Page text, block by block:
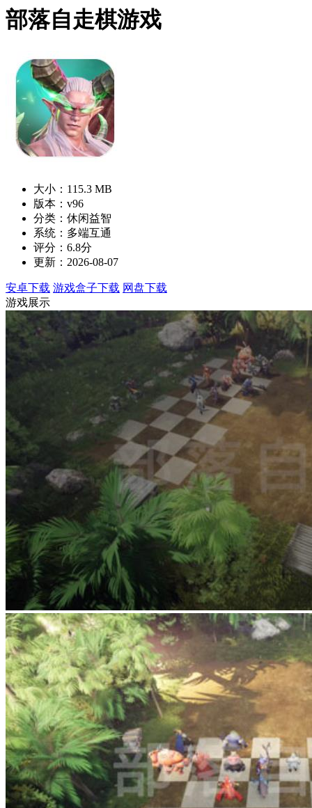
部落自走棋游戏
大小：115.3 MB
版本：v96
分类：休闲益智
系统：多端互通
评分：6.8分
更新：2026-08-07
安卓下载 游戏盒子下载 网盘下载
游戏展示